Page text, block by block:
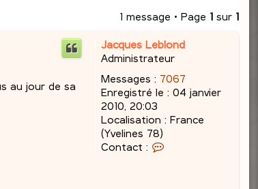
1 message • Page 1sur 1
Jacques Leblond
Administrateur
Messages : 7067
Enregistré le : 04 janvier
2010, 20:03
Localisation : France
(Yvelines 78)
Contact :
au jour de sa